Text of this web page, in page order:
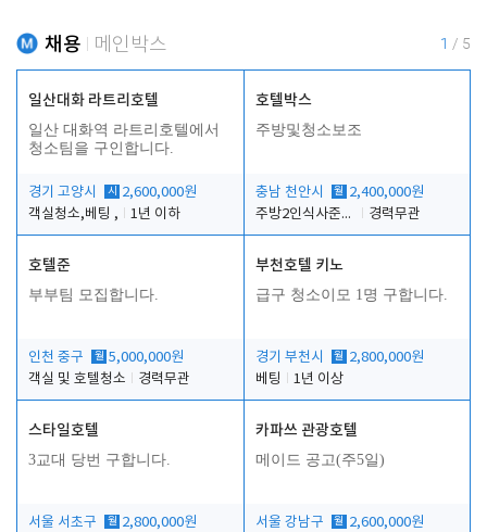
채용 메인박스 1 / 5
일산대화 라트리호텔
일산 대화역 라트리호텔에서
청소팀을 구인합니다.
경기 고양시 시
2,600,000원
객실청소,베팅 ,
1년 이하
호텔박스
주방및청소보조
충남 천안시 월 2,400,000원
주방2인식사준비및청소린렌보조
경력무관
호텔준
부부팀 모집합니다.
인천 중구 월 5,000,000원
객실 및 호텔청소
경력무관
부천호텔 키노
급구 청소이모 1명 구합니다.
경기 부천시 월 2,800,000원
베팅
1년 이상
스타일호텔
3교대 당번 구합니다.
서울 서초구 월 2,800,000원
카파쓰 관광호텔
메이드 공고(주5일)
서울 강남구 월 2,600,000원